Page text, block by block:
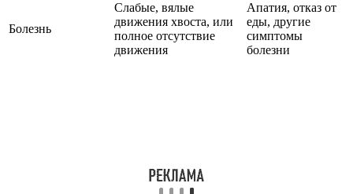
Болезнь
Слабые, вялые
движения хвоста, или
полное отсутствие
движения
Апатия, отказ от
еды, другие
симптомы
болезни